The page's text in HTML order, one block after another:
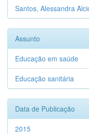
Santos, Alessandra
Assunto
Educação em saúde
Educação sanitária
Data de Publicação
2015